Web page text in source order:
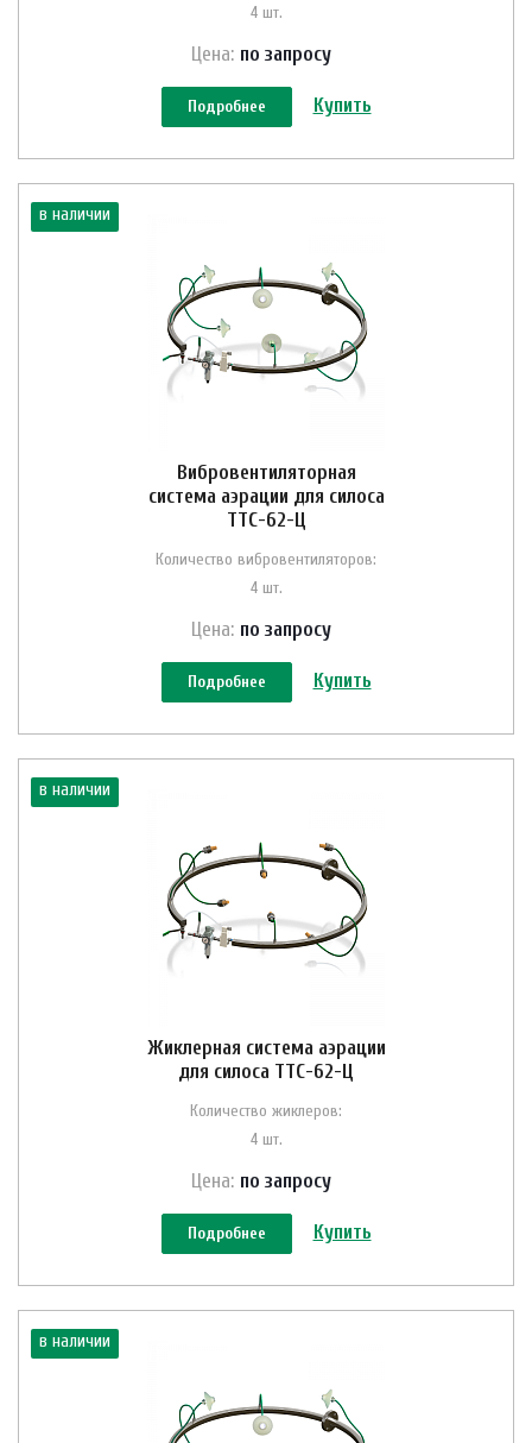
4 шт.
Цена: по запросу
Подробнее Купить
в наличии
Вибровентиляторная
система аэрации для силоса
ТТС-62-Ц
Количество вибровентиляторов:
4 шт.
Цена: по запросу
Подробнее Купить
в наличии
Жиклерная система аэрации
для силоса ТТС-62-Ц
Количество жиклеров:
4 шт.
Цена: по запросу
Подробнее Купить
в наличии